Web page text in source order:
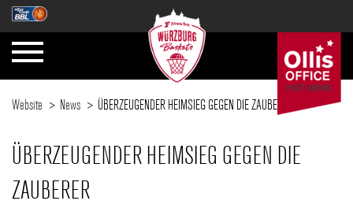
Website News ÜBERZEUGENDER HEIMSIEG GEGEN DIE ZAUBERER
ÜBERZEUGENDER HEIMSIEG GEGEN DIE
ZAUBERER